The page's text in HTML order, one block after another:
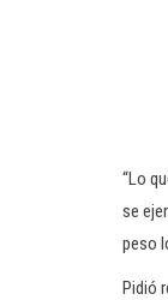
“Lo
se
peso
Pidió